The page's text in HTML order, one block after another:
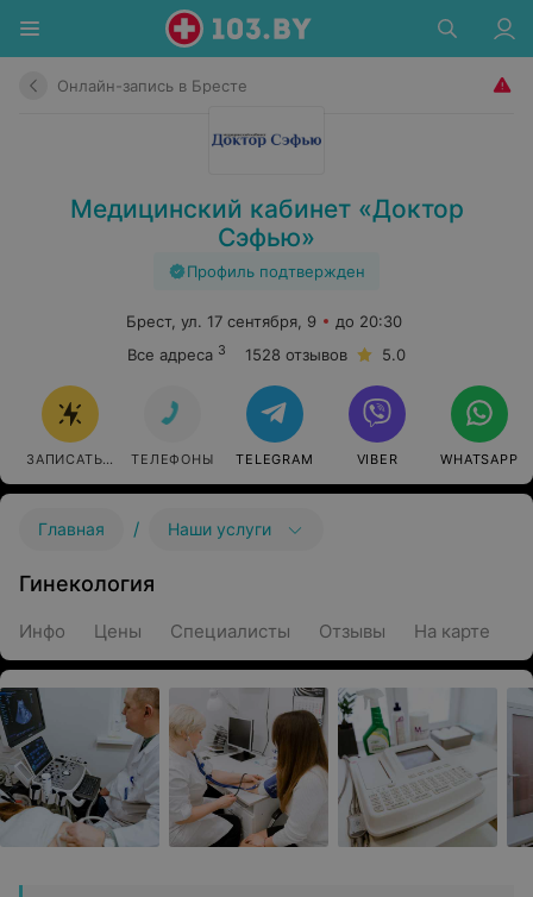
Онлайн-запись в Бресте
Медицинский кабинет «Доктор
Сэфью»
Профиль подтвержден
Брест, ул. 17 сентября, 9
до 20:30
Все адреса 3 1528 отзывов 5.0
ЗАПИСАТЬСЯ ТЕЛЕФОНЫ TELEGRAM VIBER WHATSAPP
Главная / Наши услуги
Гинекология
Инфо Цены Специалисты Отзывы На карте